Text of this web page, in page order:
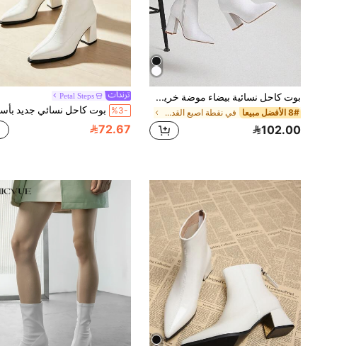
بوت كاحل نسائية بيضاء موضة خريف/شتاء 2025، أنيقة وكاجوال وبسيطة ومتعددة الاستخدامات، جذابة وعصرية مع سحاب جانبي وكعب سميك وأصبع قدم مدبب، كعب عالي ومثالية مع فستان أسود، بوت كاحل عالية الركبة
8# الأفضل مبيعا في نقطة اصبع القدم أحذية الموضة للمرأة
102.00
Petal Steps
%3-
72.67